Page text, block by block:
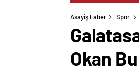
Asayiş Haber Spor
Okan